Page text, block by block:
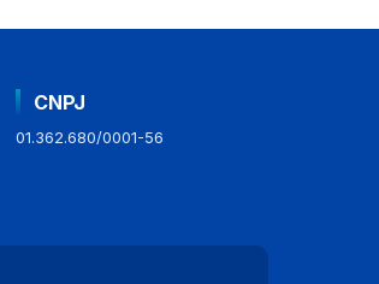
CNPJ
01.362.680/0001-56